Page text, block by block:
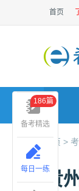
首页
首页 >
贵
备考精选
186篇
每日一练